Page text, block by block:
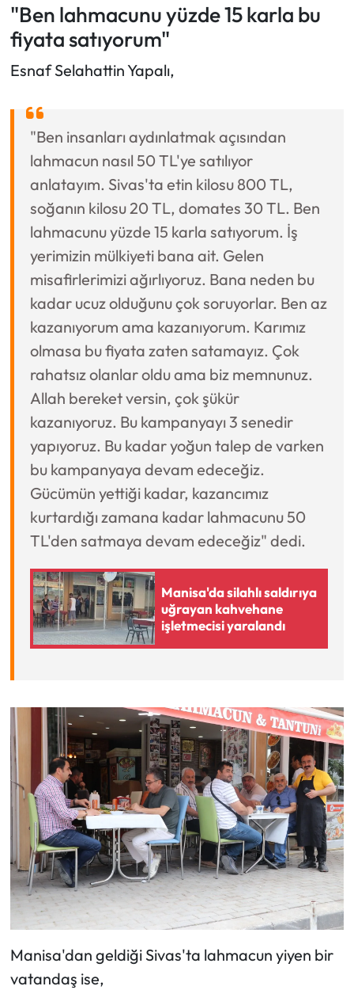
"Ben lahmacunu yüzde 15 karla bu
fiyata satıyorum"
Esnaf Selahattin Yapalı,
"Ben insanları aydınlatmak açısından
lahmacun nasıl 50 TL'ye satılıyor
anlatayım. Sivas'ta etin kilosu 800 TL,
soğanın kilosu 20 TL, domates 30 TL. Ben
lahmacunu yüzde 15 karla satıyorum. İş
yerimizin mülkiyeti bana ait. Gelen
misafirlerimizi ağırlıyoruz. Bana neden bu
kadar ucuz olduğunu çok soruyorlar. Ben az
kazanıyorum ama kazanıyorum. Karımız
olmasa bu fiyata zaten satamayız. Çok
rahatsız olanlar oldu ama biz memnunuz.
Allah bereket versin, çok şükür
kazanıyoruz. Bu kampanyayı 3 senedir
yapıyoruz. Bu kadar yoğun talep de varken
bu kampanyaya devam edeceğiz.
Gücümün yettiği kadar, kazancımız
kurtardığı zamana kadar lahmacunu 50
TL'den satmaya devam edeceğiz" dedi.
Manisa'da silahlı saldırıya
uğrayan kahvehane
işletmecisi yaralandı
Manisa'dan geldiği Sivas'ta lahmacun yiyen bir
vatandaş ise,